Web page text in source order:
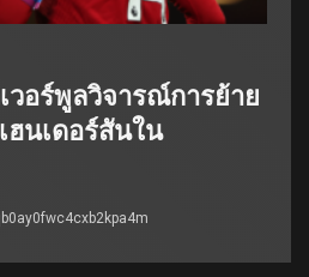
วอร์พูลวิจารณ์การย้าย
นเดอร์สันใน